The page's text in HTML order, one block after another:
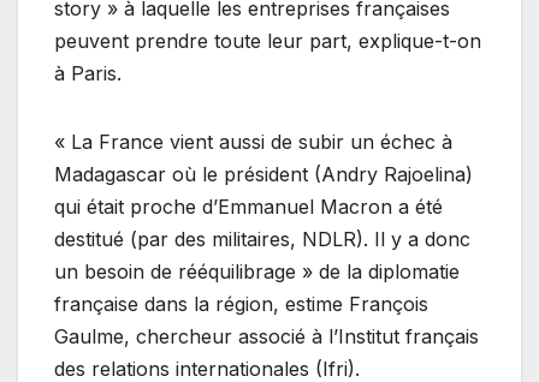
story » à laquelle les entreprises françaises
peuvent prendre toute leur part, explique-t-on
à Paris.
« La France vient aussi de subir un échec à
Madagascar où le président (Andry Rajoelina)
qui était proche d’Emmanuel Macron a été
destitué (par des militaires, NDLR). Il y a donc
un besoin de rééquilibrage » de la diplomatie
française dans la région, estime François
Gaulme, chercheur associé à l’Institut français
des relations internationales (Ifri).